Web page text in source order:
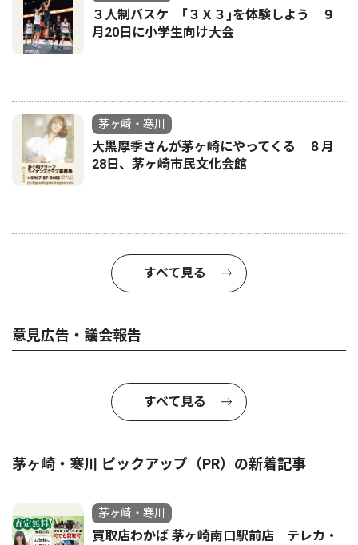
３人制バスケ ｢３Ｘ３｣を体験しよう ９
月20日に小学生向け大会
茅ヶ崎・寒川
大黒摩季さんが茅ヶ崎にやってくる ８月
28日、茅ヶ崎市民文化会館
すべて見る
意見広告・議会報告
すべて見る
茅ヶ崎・寒川 ピックアップ（PR）の新着記事
茅ヶ崎・寒川
買取店わかば 茅ヶ崎南口駅前店 テレカ・